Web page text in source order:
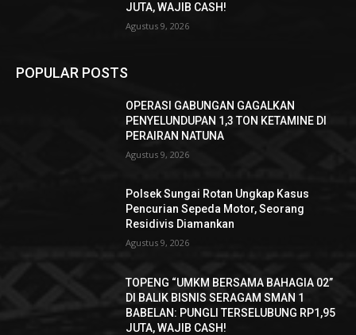
JUTA, WAJIB CASH!
Agustus 9, 2026
POPULAR POSTS
OPERASI GABUNGAN GAGALKAN
PENYELUNDUPAN 1,3 TON KETAMINE DI
PERAIRAN NATUNA
Agustus 9, 2026
Polsek Sungai Rotan Ungkap Kasus
Pencurian Sepeda Motor, Seorang
Residivis Diamankan
Agustus 9, 2026
TOPENG “UMKM BERSAMA BAHAGIA 02”
DI BALIK BISNIS SERAGAM SMAN 1
BABELAN: PUNGLI TERSELUBUNG RP1,95
JUTA, WAJIB CASH!